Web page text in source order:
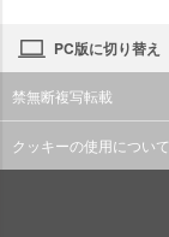
PC版に切り替え
禁無断複写転載
クッキーの使用について